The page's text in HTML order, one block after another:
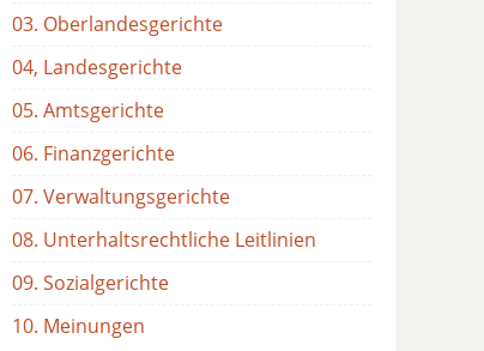
03. Oberlandesgerichte
04, Landesgerichte
05. Amtsgerichte
06. Finanzgerichte
07. Verwaltungsgerichte
08. Unterhaltsrechtliche Leitlinien
09. Sozialgerichte
10. Meinungen